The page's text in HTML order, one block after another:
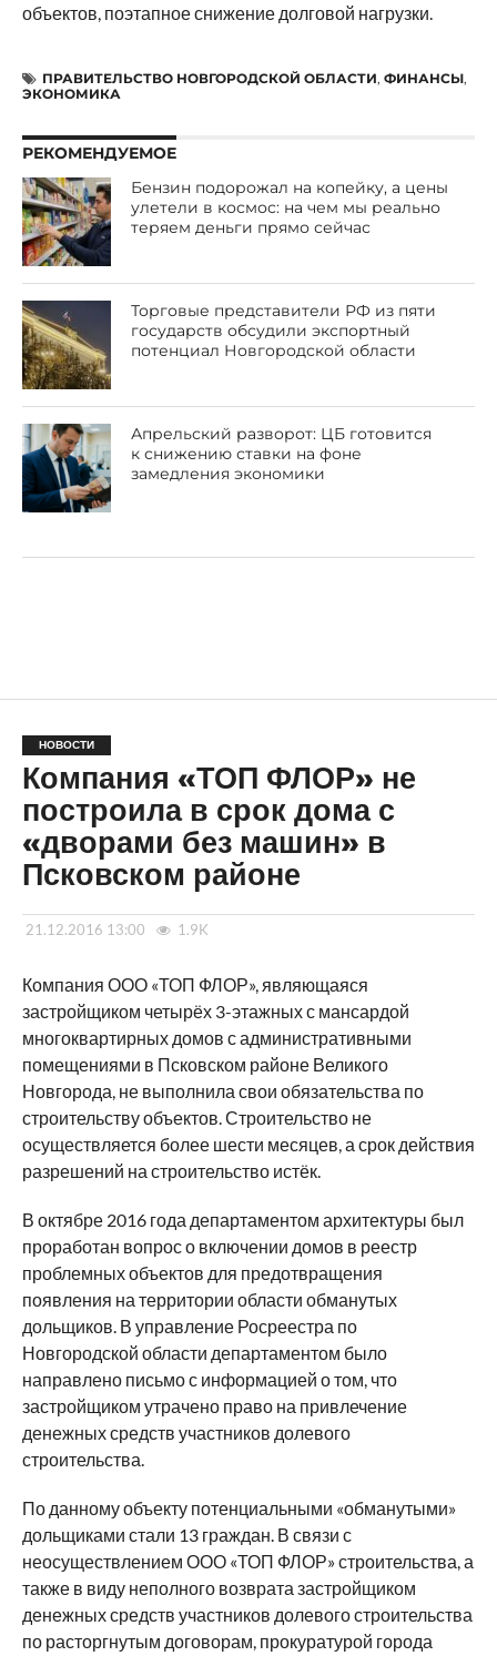
объектов, поэтапное снижение долговой нагрузки.
ПРАВИТЕЛЬСТВО НОВГОРОДСКОЙ ОБЛАСТИ, ФИНАНСЫ,
ЭКОНОМИКА
РЕКОМЕНДУЕМОЕ
Бензин подорожал на копейку, а цены
улетели в космос: на чем мы реально
теряем деньги прямо сейчас
Торговые представители РФ из пяти
государств обсудили экспортный
потенциал Новгородской области
Апрельский разворот: ЦБ готовится
к снижению ставки на фоне
замедления экономики
НОВОСТИ
Компания «ТОП ФЛОР» не
построила в срок дома с
«дворами без машин» в
Псковском районе
21.12.2016 13:00 1.9K
Компания ООО «ТОП ФЛОР», являющаяся
застройщиком четырёх 3-этажных с мансардой
многоквартирных домов с административными
помещениями в Псковском районе Великого
Новгорода, не выполнила свои обязательства по
строительству объектов. Строительство не
осуществляется более шести месяцев, а срок действия
разрешений на строительство истёк.
В октябре 2016 года департаментом архитектуры был
проработан вопрос о включении домов в реестр
проблемных объектов для предотвращения
появления на территории области обманутых
дольщиков. В управление Росреестра по
Новгородской области департаментом было
направлено письмо с информацией о том, что
застройщиком утрачено право на привлечение
денежных средств участников долевого
строительства.
По данному объекту потенциальными «обманутыми»
дольщиками стали 13 граждан. В связи с
неосуществлением ООО «ТОП ФЛОР» строительства, а
также в виду неполного возврата застройщиком
денежных средств участников долевого строительства
по расторгнутым договорам, прокуратурой города